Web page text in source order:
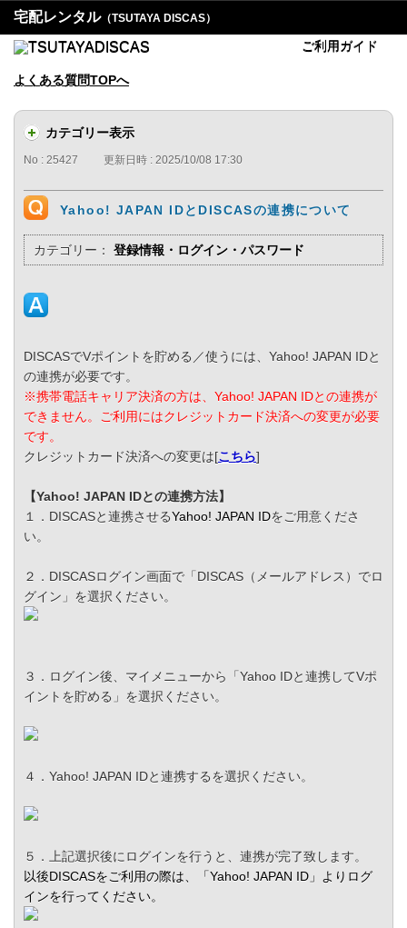
宅配レンタル（TSUTAYA DISCAS）
ご利用ガイド
よくある質問TOPへ
カテゴリー表示
No : 25427 更新日時 : 2025/10/08 17:30
Yahoo! JAPAN IDとDISCASの連携について
カテゴリー： 登録情報・ログイン・パスワード
DISCASでVポイントを貯める／使うには、Yahoo! JAPAN IDと
の連携が必要です。
※携帯電話キャリア決済の方は、Yahoo! JAPAN IDとの連携が
できません。ご利用にはクレジットカード決済への変更が必要
です。
クレジットカード決済への変更は[こちら]
【Yahoo! JAPAN IDとの連携方法】
１．DISCASと連携させるYahoo! JAPAN IDをご用意くださ
い。
２．DISCASログイン画面で「DISCAS（メールアドレス）でロ
グイン」を選択ください。
３．ログイン後、マイメニューから「Yahoo IDと連携してVポ
イントを貯める」を選択ください。
４．Yahoo! JAPAN IDと連携するを選択ください。
５．上記選択後にログインを行うと、連携が完了致します。
以後DISCASをご利用の際は、「Yahoo! JAPAN ID」よりログ
インを行ってください。